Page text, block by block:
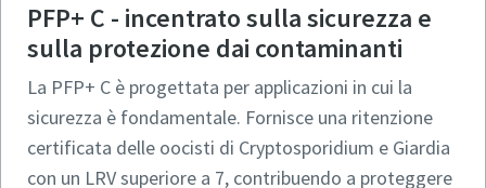
PFP+ C - incentrato sulla sicurezza e
sulla protezione dai contaminanti
La PFP+ C è progettata per applicazioni in cui la
sicurezza è fondamentale. Fornisce una ritenzione
certificata delle oocisti di Cryptosporidium e Giardia
con un LRV superiore a 7, contribuendo a proteggere